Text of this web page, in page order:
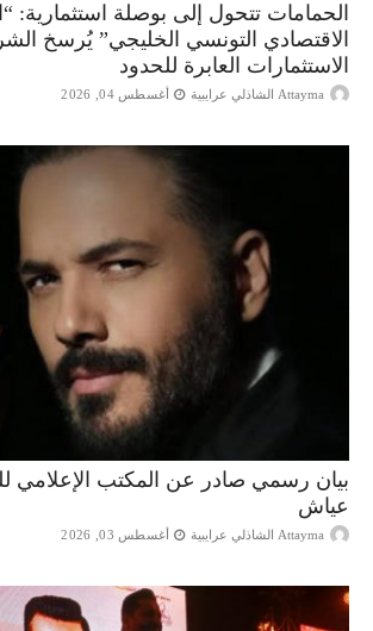
الحمامات تتحول إلى بوصلة استثمارية:
الاقتصادي التونسي الخليجي” يُرسخ
الاستثمارات العابرة للحدود
Attayma الشاذلي عرايبية أغسطس 04, 2026
بيان رسمي صادر عن المكتب الإعلامي
عياش
Attayma الشاذلي عرايبية أغسطس 03, 2026